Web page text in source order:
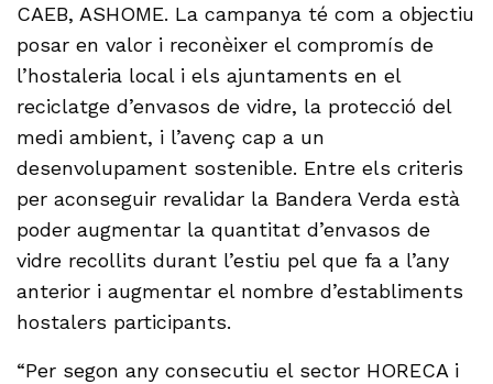
CAEB, ASHOME. La campanya té com a objectiu
posar en valor i reconèixer el compromís de
l’hostaleria local i els ajuntaments en el
reciclatge d’envasos de vidre, la protecció del
medi ambient, i l’avenç cap a un
desenvolupament sostenible. Entre els criteris
per aconseguir revalidar la Bandera Verda està
poder augmentar la quantitat d’envasos de
vidre recollits durant l’estiu pel que fa a l’any
anterior i augmentar el nombre d’establiments
hostalers participants.
“Per segon any consecutiu el sector HORECA i